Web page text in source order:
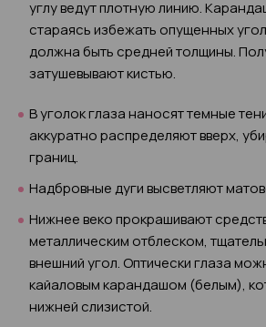
углу ведут плотную линию.
стараясь избежать опущенных
должна быть средней толщины.
затушевывают кистью.
В уголок глаза наносят темные
аккуратно распределяют вверх,
границ.
Надбровные дуги высветляют
Нижнее веко прокрашивают
металлическим отблеском,
внешний угол. Оптически глаза
кайаловым карандашом (белым),
нижней слизистой.